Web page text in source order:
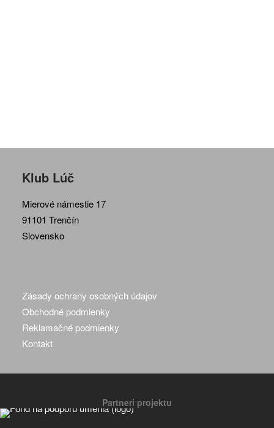
Klub Lúč
Mierové námestie 17
91101 Trenčín
Slovensko
Zásady ochrany osobných údajov
Obchodné podmienky
Reklamačné podmienky
Kontakt
Partneri projektu